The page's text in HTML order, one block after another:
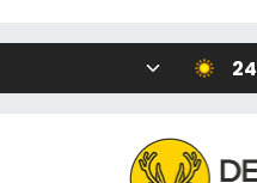
24